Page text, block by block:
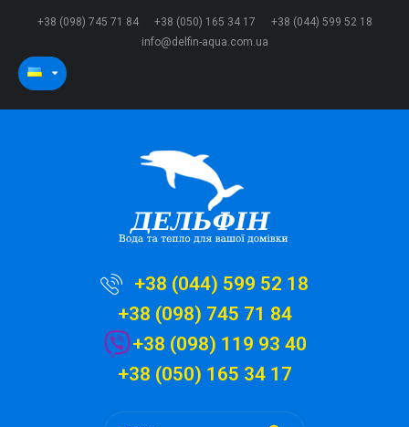
+38 (098) 745 71 84 +38 (050) 165 34 17
+38 (044) 599 52 18
info@delfin-aqua.com.ua
+38 (044) 599 52 18
+38 (098) 745 71 84
+38 (098) 119 93 40
+38 (050) 165 34 17